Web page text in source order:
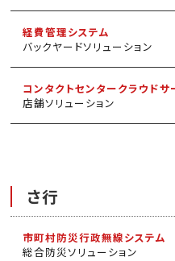
経費管理システム
バックヤードソリューション
コンタクトセンタークラウドサ
店舗ソリューション
さ行
市町村防災行政無線システム
総合防災ソリューション